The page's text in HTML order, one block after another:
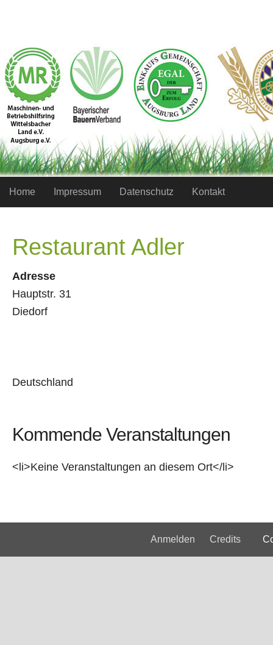
Home Impressum Datenschutz Kontakt
Restaurant Adler
Adresse
Hauptstr. 31
Diedorf
Deutschland
Kommende Veranstaltungen
<li>Keine Veranstaltungen an diesem Ort</li>
Anmelden Credits